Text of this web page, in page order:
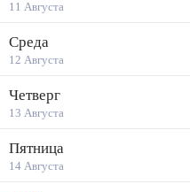
11 Августа
Среда
12 Августа
Четверг
13 Августа
Пятница
14 Августа